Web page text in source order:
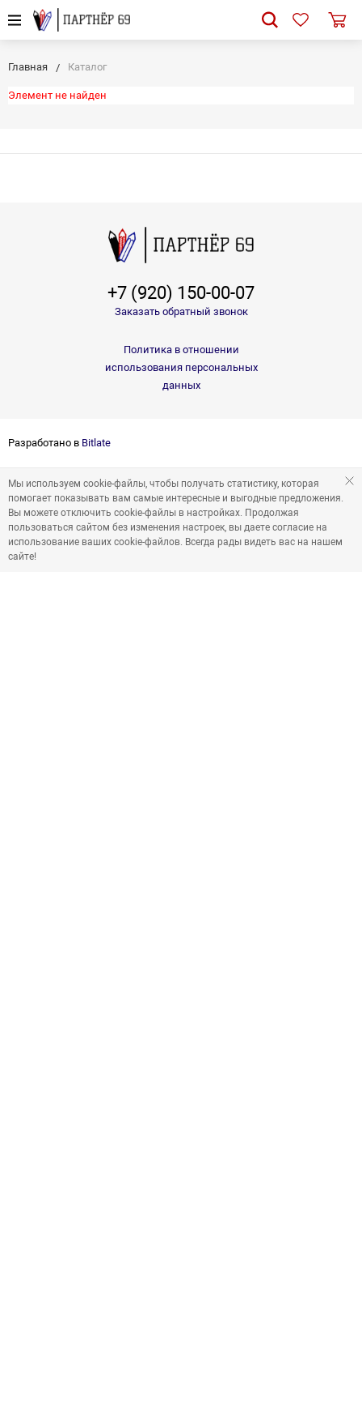
Главная Каталог
Элемент не найден
+7 (920) 150-00-07
Заказать обратный звонок
Политика в отношении
использования персональных
данных
Разработано в Bitlate
Мы используем cookie-файлы, чтобы получать статистику, которая
помогает показывать вам самые интересные и выгодные предложения.
Вы можете отключить cookie-файлы в настройках. Продолжая
пользоваться сайтом без изменения настроек, вы даете согласие на
использование ваших cookie-файлов. Всегда рады видеть вас на нашем
сайте!